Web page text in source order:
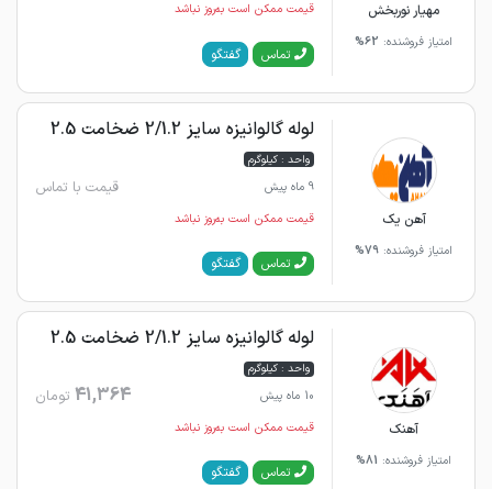
مهیار نوربخش
امتیاز فروشنده: 62%
قیمت ممکن است به‌روز نباشد
تماس گفتگو
آهن یک
امتیاز فروشنده: 79%
لوله گالوانیزه سایز 2/1.2 ضخامت 2.5
واحد : کیلوگرم
9 ماه پیش
قیمت با تماس
قیمت ممکن است به‌روز نباشد
تماس گفتگو
آهنک
امتیاز فروشنده: 81%
لوله گالوانیزه سایز 2/1.2 ضخامت 2.5
واحد : کیلوگرم
10 ماه پیش
41,364 تومان
قیمت ممکن است به‌روز نباشد
تماس گفتگو